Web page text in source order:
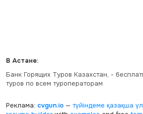
В Астане:
Банк Горящих Туров Казахстан, -
туров по всем туроператорам
Реклама: cvgun.io— түйіндеме қазақша